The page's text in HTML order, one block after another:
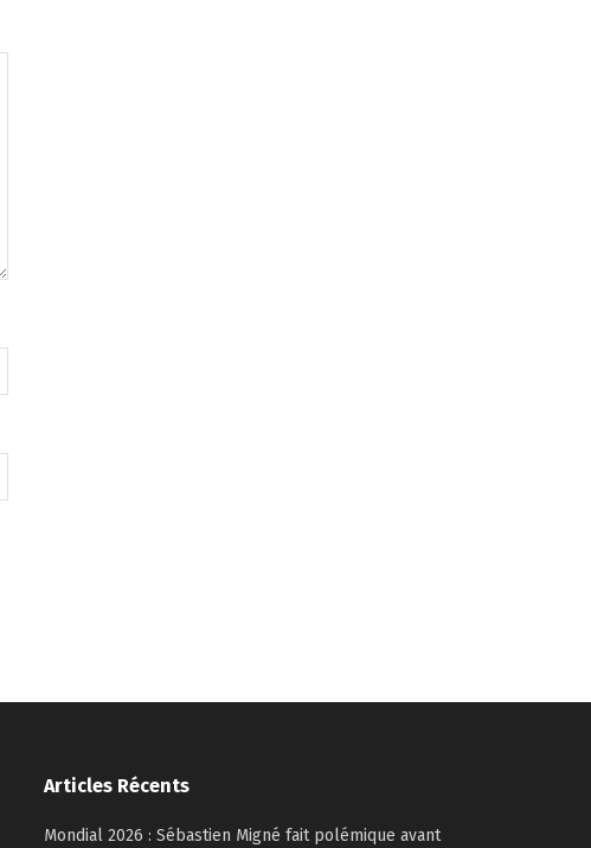
Articles Récents
Mondial 2026 : Sébastien Migné fait polémique avant